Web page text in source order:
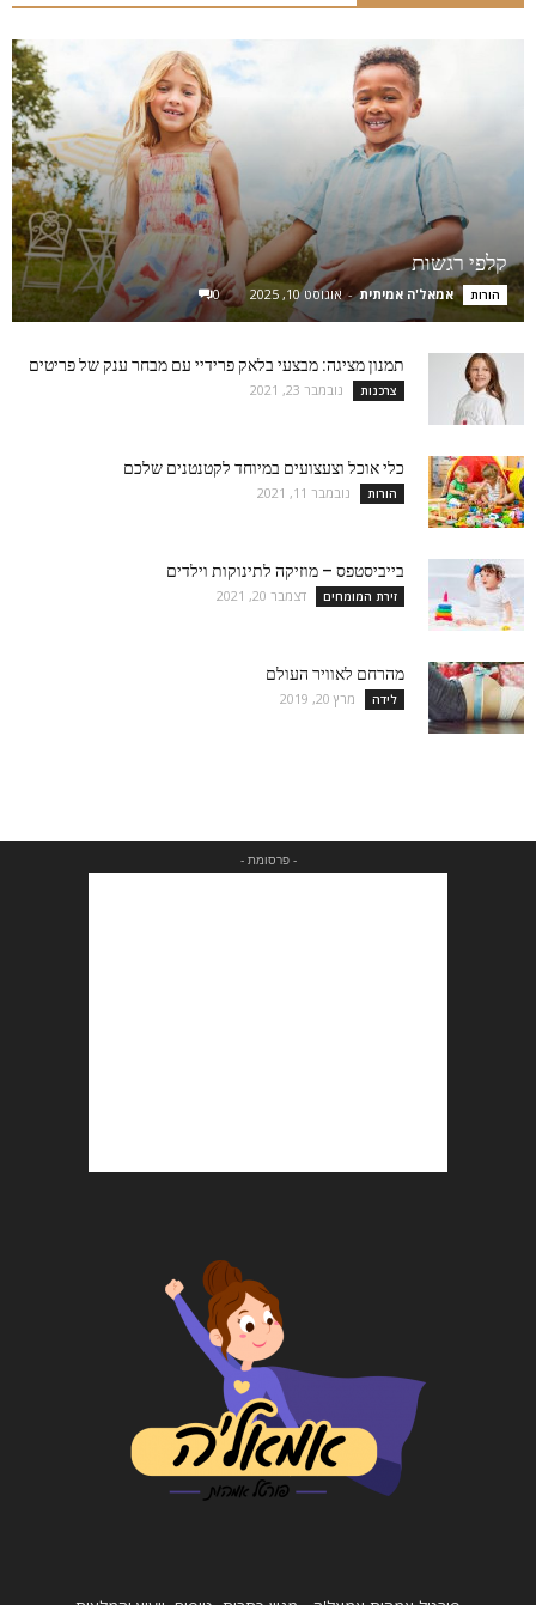
קלפי רגשות
הורות אמאל'ה אמיתית - אוגוסט 10, 2025 0
תמנון מציגה: מבצעי בלאק פרידיי עם מבחר ענק של פריטים
צרכנות נובמבר 23, 2021
כלי אוכל וצעצועים במיוחד לקטנטנים שלכם
הורות נובמבר 11, 2021
בייביסטפס – מוזיקה לתינוקות וילדים
זירת המומחים דצמבר 20, 2021
מהרחם לאוויר העולם
לידה מרץ 20, 2019
- פרסומת -